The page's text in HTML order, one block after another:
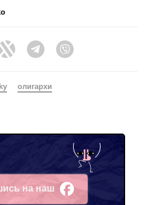
Twitter Telegram
олигархи
на наш